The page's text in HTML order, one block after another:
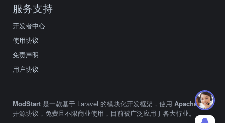
服务支持
开发者中心
使用协议
免责声明
用户协议
ModStart 是一款基于 Laravel 的模块化开发框架，使用 Apache2.0
开源协议，免费且不限商业使用，目前被广泛应用于各大行业。